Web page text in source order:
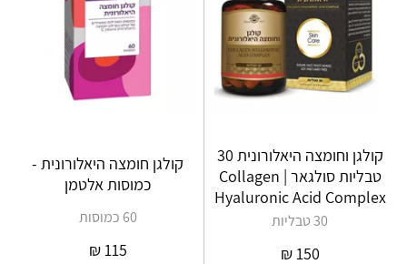
קולגן וחומצה היאלורונית 30
טבליות סולגאר | Collagen
Hyaluronic Acid Complex
30 טבליות
150
₪
קולגן חומצה היאלורונית -
כמוסות אלטמן
60 כמוסות
115
₪